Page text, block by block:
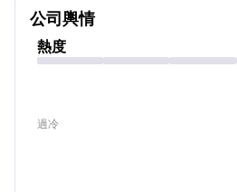
公司輿情
熱度
過冷